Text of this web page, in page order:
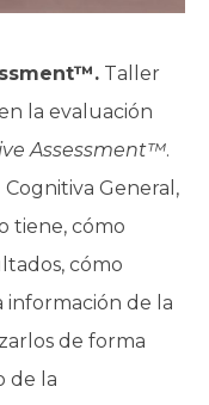
Taller
la evaluación
Assessment™.
General,
tiene, cómo
cómo
información de la
de forma
de la